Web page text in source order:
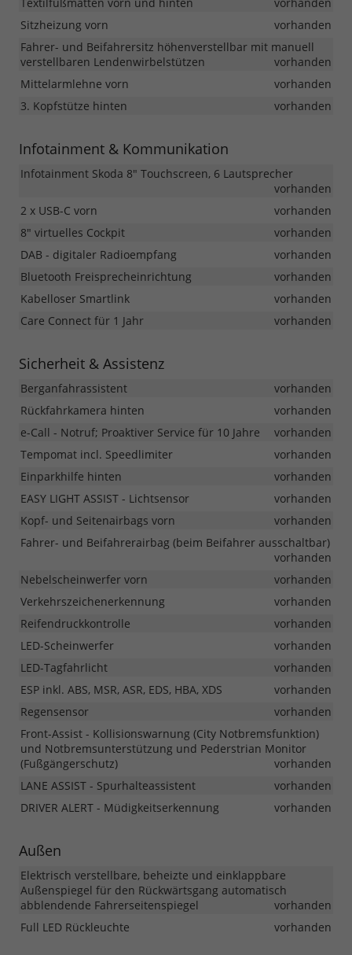
Sitzheizung vorn
vorhanden
Fahrer- und Beifahrersitz höhenverstellbar mit manuell
verstellbaren Lendenwirbelstützen
vorhanden
Mittelarmlehne vorn
vorhanden
3. Kopfstütze hinten
vorhanden
Infotainment & Kommunikation
Infotainment Skoda 8" Touchscreen, 6 Lautsprecher
vorhanden
2 x USB-C vorn
vorhanden
8" virtuelles Cockpit
vorhanden
DAB - digitaler Radioempfang
vorhanden
Bluetooth Freisprecheinrichtung
vorhanden
Kabelloser Smartlink
vorhanden
Care Connect für 1 Jahr
vorhanden
Sicherheit & Assistenz
Berganfahrassistent
vorhanden
Rückfahrkamera hinten
vorhanden
e-Call - Notruf; Proaktiver Service für 10 Jahre
vorhanden
Tempomat incl. Speedlimiter
vorhanden
Einparkhilfe hinten
vorhanden
EASY LIGHT ASSIST - Lichtsensor
vorhanden
Kopf- und Seitenairbags vorn
vorhanden
Fahrer- und Beifahrerairbag (beim Beifahrer ausschaltbar)
vorhanden
Nebelscheinwerfer vorn
vorhanden
Verkehrszeichenerkennung
vorhanden
Reifendruckkontrolle
vorhanden
LED-Scheinwerfer
vorhanden
LED-Tagfahrlicht
vorhanden
ESP inkl. ABS, MSR, ASR, EDS, HBA, XDS
vorhanden
Regensensor
vorhanden
Front-Assist - Kollisionswarnung (City Notbremsfunktion)
und Notbremsunterstützung und Pederstrian Monitor
(Fußgängerschutz)
vorhanden
LANE ASSIST - Spurhalteassistent
vorhanden
DRIVER ALERT - Müdigkeitserkennung
vorhanden
Außen
Elektrisch verstellbare, beheizte und einklappbare
Außenspiegel für den Rückwärtsgang automatisch
abblendende Fahrerseitenspiegel
vorhanden
Full LED Rückleuchte
vorhanden